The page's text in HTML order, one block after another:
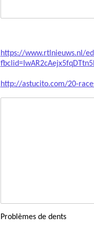
https://www.rtlnieuws.nl/
http://astucito.com/20-
Problèmes de dents